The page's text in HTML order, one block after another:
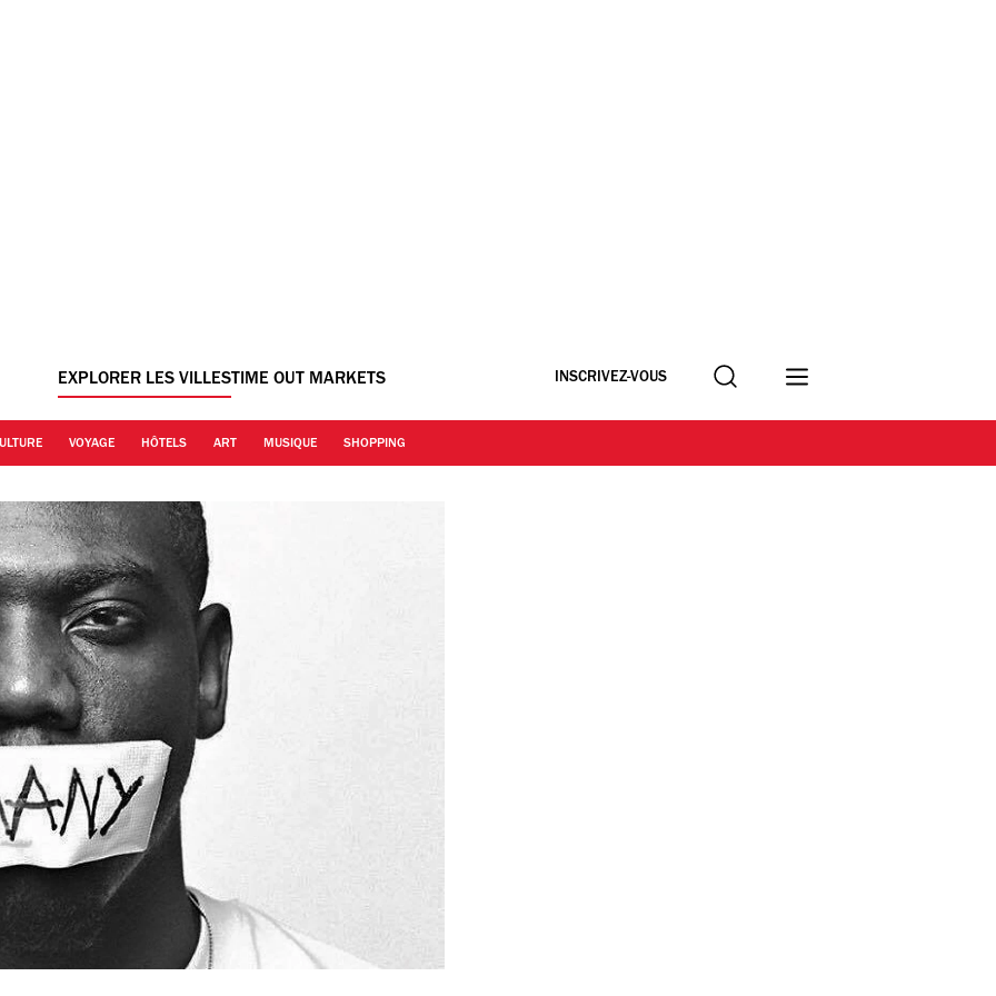
EXPLORER LES VILLESTIME OUT MARKETS INSCRIVEZ-VOUS Recherche
VOYAGE HÔTELS ART MUSIQUE SHOPPING